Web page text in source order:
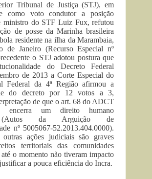
Tribunal de Justiça (STJ), em
como voto condutor a posição
ministro do STF Luiz Fux, refutou
de posse da Marinha brasileira
residente na ilha da Marambaia,
de Janeiro (Recurso Especial nº
o STJ adotou postura que
do Decreto Federal
de 2013 a Corte Especial do
Federal da 4ª Região afirmou a
do decreto por 12 votos a 3,
de que o art. 68 do ADCT
encerra um direito humano
(Autos da Arguição de
nº 5005067-52.2013.404.0000).
ações judiciais são graves
territoriais das comunidades
o momento não tiveram impacto
a pouca eficiência do Incra.